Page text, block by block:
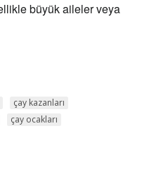
büyük aileler veya
çay kazanları
çay ocakları